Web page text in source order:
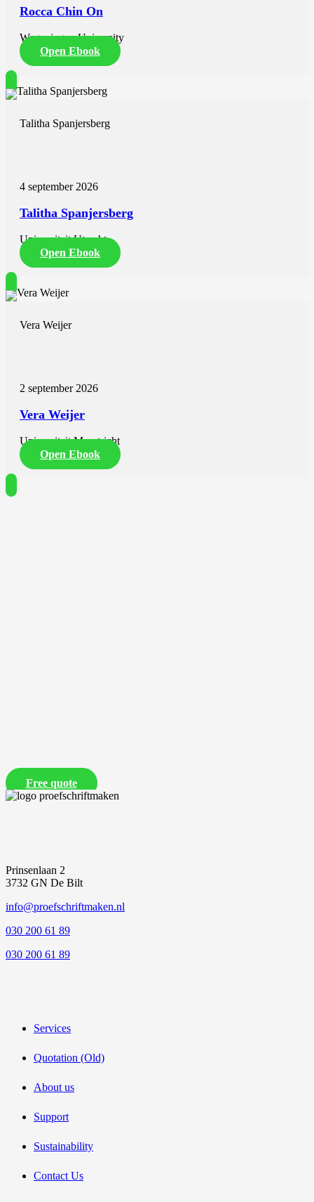
Rocca Chin On
Wageningen University
Open Ebook
Talitha Spanjersberg
4 september 2026
Talitha Spanjersberg
Universiteit Utrecht
Open Ebook
Vera Weijer
2 september 2026
Vera Weijer
Universiteit Maastricht
Open Ebook
Free quote
Prinsenlaan 2
3732 GN De Bilt
info@proefschriftmaken.nl
030 200 61 89
030 200 61 89
Services
Quotation (Old)
About us
Support
Sustainability
Contact Us